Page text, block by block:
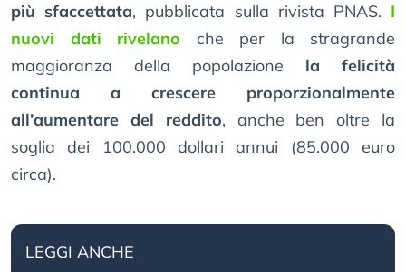
più sfaccettata, pubblicata sulla rivista PNAS. I
nuovi dati rivelano che per la stragrande
maggioranza della popolazione la felicità
continua a crescere proporzionalmente
all’aumentare del reddito, anche ben oltre la
soglia dei 100.000 dollari annui (85.000 euro
circa).
LEGGI ANCHE